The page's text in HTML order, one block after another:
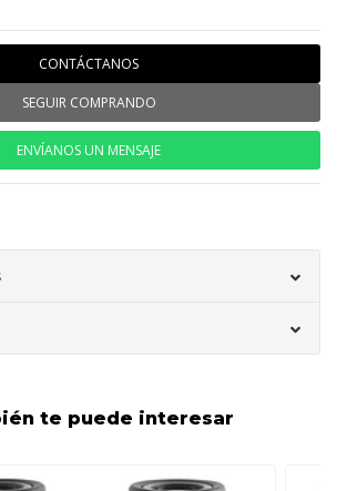
CONTÁCTANOS
SEGUIR COMPRANDO
ENVÍANOS UN MENSAJE
te puede interesar